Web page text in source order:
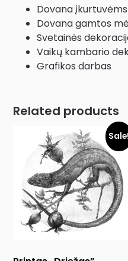
Dovana įkurtuvėms
Dovana gamtos
Svetainės
Vaikų kambario
Grafikos darbas
Related products
Sale!